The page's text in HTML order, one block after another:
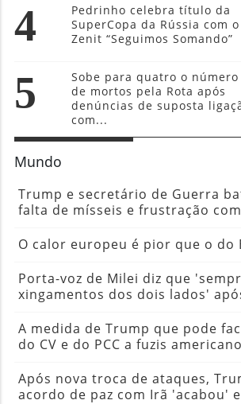
4
Pedrinho celebra título da
SuperCopa da Rússia com o
Zenit “Seguimos Somando”
5
Sobe para quatro o número
de mortos pela Rota após
denúncias de suposta
com...
Mundo
Trump e secretário de Guerra
falta de mísseis e frustração
O calor europeu é pior que o do
Porta-voz de Milei diz que
xingamentos dos dois lados'
A medida de Trump que pode
do CV e do PCC a fuzis
Após nova troca de ataques,
acordo de paz com Irã 'acabou'